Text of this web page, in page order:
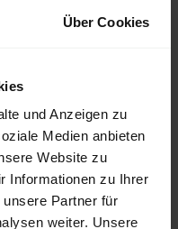
Über Cookies
und Anzeigen zu
Medien anbieten
Website zu
Informationen zu Ihrer
Partner für
weiter. Unsere
Sackware
Mai
2026